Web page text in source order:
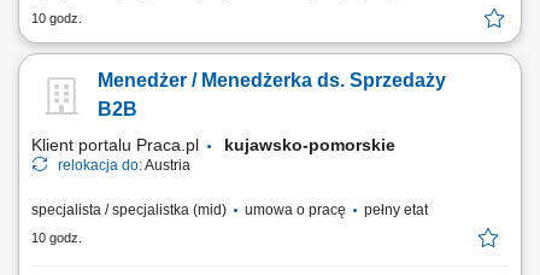
10 godz.
Menedżer / Menedżerka ds. Sprzedaży
B2B
Klient portalu Praca.pl kujawsko-pomorskie
relokacja do:Austria
specjalista / specjalistka (mid) umowa o pracę pełny etat
10 godz.